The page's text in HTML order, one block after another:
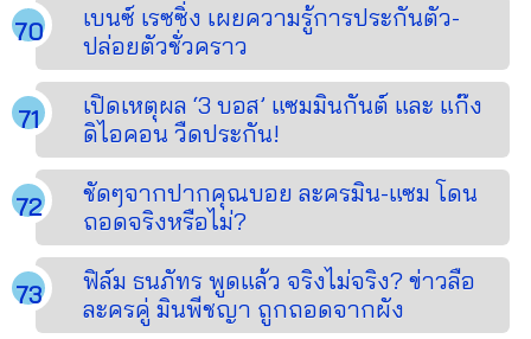
เบนซ์ เรซซิ่ง เผยความรู้การประกันตัว-
ปล่อยตัวชั่วคราว
เปิดเหตุผล ‘3 บอส’ แซมมินกันต์ และ แก๊ง
ดิไอคอน วืดประกัน!
ชัดๆจากปากคุณบอย ละครมิน-แซม โดน
ถอดจริงหรือไม่?
ฟิล์ม ธนภัทร พูดแล้ว จริงไม่จริง? ข่าวลือ
ละครคู่ มินพีชญา ถูกถอดจากผัง